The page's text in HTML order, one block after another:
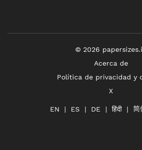
© 2026
Acerca de
Política de privacidad y
X
EN ES DE हिंदी 简